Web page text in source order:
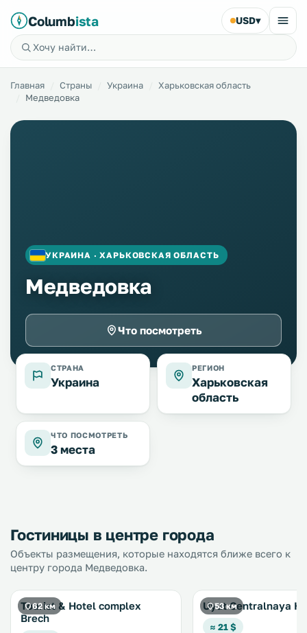
Columbista USD▾
Главная Страны Украина
Харьковская область
Медведовка
УКРАИНА · ХАРЬКОВСКАЯ ОБЛАСТЬ
Медведовка
Что посмотреть
СТРАНА
Украина
РЕГИОН
Харьковская
область
ЧТО ПОСМОТРЕТЬ
3 места
Гостиницы в центре города
Объекты размещения, которые находятся ближе всего к
центру города Медведовка.
62 км
Tourist & Hotel complex
Brech
53 км
Uyut Centralnaya
≈ 21 $